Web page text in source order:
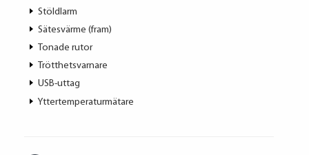
Stöldlarm
Sätesvärme (fram)
Tonade rutor
Trötthetsvarnare
USB-uttag
Yttertemperaturmätare